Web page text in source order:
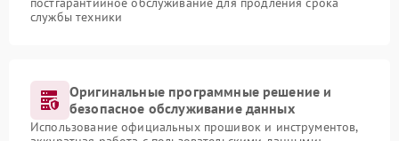
службы техники
Оригинальные программные решение и
безопасное обслуживание данных
Использование официальных прошивок и инструментов,